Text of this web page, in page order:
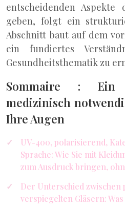
entscheidenden Aspekte
geben, folgt ein
Abschnitt baut auf dem
ein fundiertes
Gesundheitsthematik zu
Sommaire : Ein
medizinisch
Ihre Augen
UV-400, polarisierend,
Sprache: Wie Sie mit
zum Ausdruck bringen,
Der Unterschied zwischen
verspiegelten Gläsern: